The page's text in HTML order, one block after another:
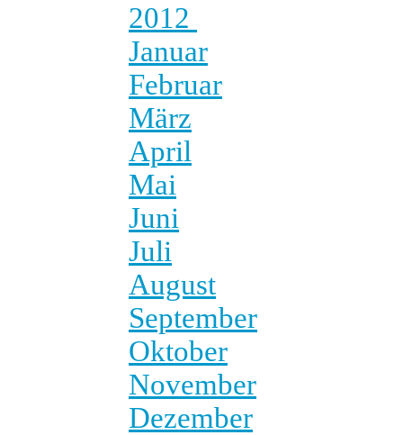
2012
Januar
Februar
März
April
Mai
Juni
Juli
August
September
Oktober
November
Dezember